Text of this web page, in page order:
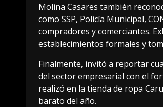
Molina Casares también
como SSP, Policía Municipal,
compradores y comerciantes.
establecimientos formales y
Finalmente, invitó a reportar
del sector empresarial con el
realizó en la tienda de ropa
barato del año.